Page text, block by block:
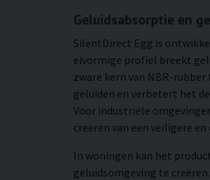
Geluidsabsorptie en
SilentDirect Egg is
eivormige profiel breekt
zware kern van NBR-
geluiden en verbetert het
Voor industriële
creëren van een veiligere
In woningen kan het
geluidsomgeving te